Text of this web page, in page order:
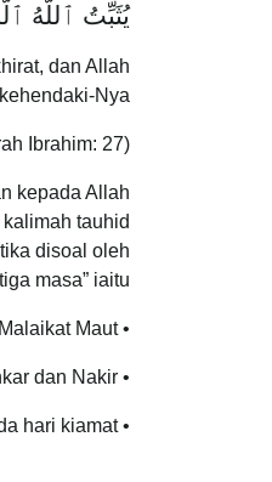
يُثَبِّتُ ٱللَّهُ
dan Allah
Nya.
(Surah Ibrahim: 27)
kepada Allah
disoal oleh
masa” iaitu:
• Ketika melihat Malaikat Maut.
• Ketika menghadapi pertanyaan Munkar dan Nakir
• Ketika menghadapi hisab pada hari kiamat.